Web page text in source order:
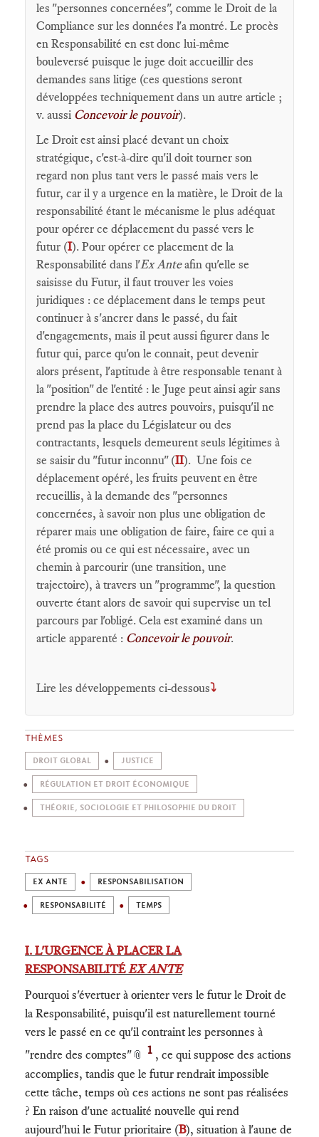
les "personnes concernées", comme le Droit de la
Compliance sur les données l'a montré. Le procès
en Responsabilité en est donc lui-même
bouleversé puisque le juge doit accueillir des
demandes sans litige (ces questions seront
développées techniquement dans un autre article ;
v. aussi Concevoir le pouvoir).
Le Droit est ainsi placé devant un choix
stratégique, c'est-à-dire qu'il doit tourner son
regard non plus tant vers le passé mais vers le
futur, car il y a urgence en la matière, le Droit de la
responsabilité étant le mécanisme le plus adéquat
pour opérer ce déplacement du passé vers le
futur (I). Pour opérer ce placement de la
Responsabilité dans l'Ex Anteafin qu'elle se
saisisse du Futur, il faut trouver les voies
juridiques : ce déplacement dans le temps peut
continuer à s'ancrer dans le passé, du fait
d'engagements, mais il peut aussi figurer dans le
futur qui, parce qu'on le connait, peut devenir
alors présent, l'aptitude à être responsable tenant à
la "position" de l'entité : le Juge peut ainsi agir sans
prendre la place des autres pouvoirs, puisqu'il ne
prend pas la place du Législateur ou des
contractants, lesquels demeurent seuls légitimes à
se saisir du "futur inconnu" (II). Une fois ce
déplacement opéré, les fruits peuvent en être
recueillis, à la demande des "personnes
concernées, à savoir non plus une obligation de
réparer mais une obligation de faire, faire ce qui a
été promis ou ce qui est nécessaire, avec un
chemin à parcourir (une transition, une
trajectoire), à travers un "programme", la question
ouverte étant alors de savoir qui supervise un tel
parcours par l'obligé. Cela est examiné dans un
article apparenté : Concevoir le pouvoir.
Lire les développements ci-dessous⤵
THÈMES
DROIT GLOBAL JUSTICE
RÉGULATION ET DROIT ÉCONOMIQUE
THÉORIE, SOCIOLOGIE ET PHILOSOPHIE DU DROIT
TAGS
EX ANTE RESPONSABILISATION
RESPONSABILITÉ TEMPS
I. L'URGENCE À PLACER LA
RESPONSABILITÉEX ANTE
Pourquoi s'évertuer à orienter vers le futur le Droit de
la Responsabilité, puisqu'il est naturellement tourné
vers le passé en ce qu'il contraint les personnes à
"rendre des comptes" 📎 1 , ce qui suppose des actions
accomplies, tandis que le futur rendrait impossible
cette tâche, temps où ces actions ne sont pas réalisées
? En raison d'une actualité nouvelle qui rend
aujourd'hui le Futur prioritaire (B), situation à l'aune de